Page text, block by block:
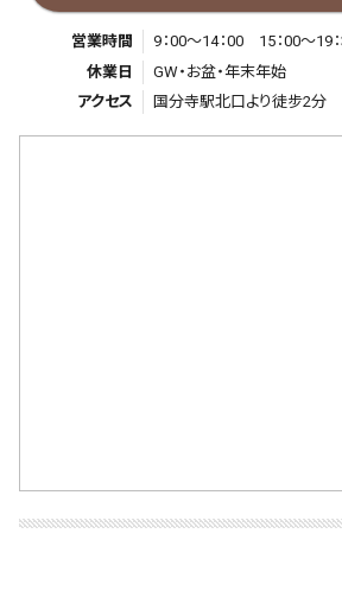
営業時間
9：00～14：00 15：00～19
休業日
GW・お盆・年末年始
アクセス
国分寺駅北口より徒步2分